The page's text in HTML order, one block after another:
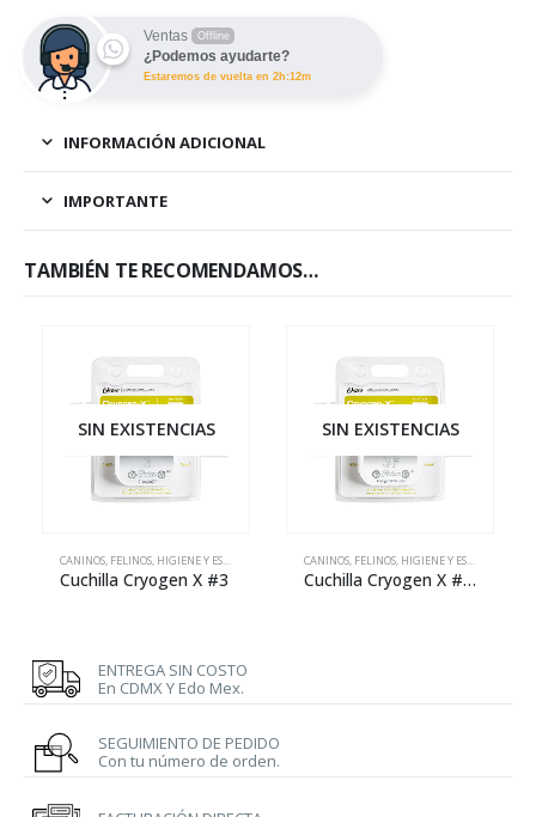
Ventas Offline
¿Podemos ayudarte?
Estaremos de vuelta en 2h:12m
INFORMACIÓN ADICIONAL
IMPORTANTE
TAMBIÉN TE RECOMENDAMOS…
SIN EXISTENCIAS
CANINOS, FELINOS, HIGIENE Y ESTÉTICA
Cuchilla Cryogen X #3
SIN EXISTENCIAS
CANINOS, FELINOS, HIGIENE Y ESTÉTICA
Cuchilla Cryogen X #3F
ENTREGA SIN COSTO
En CDMX Y Edo Mex.
SEGUIMIENTO DE PEDIDO
Con tu número de orden.